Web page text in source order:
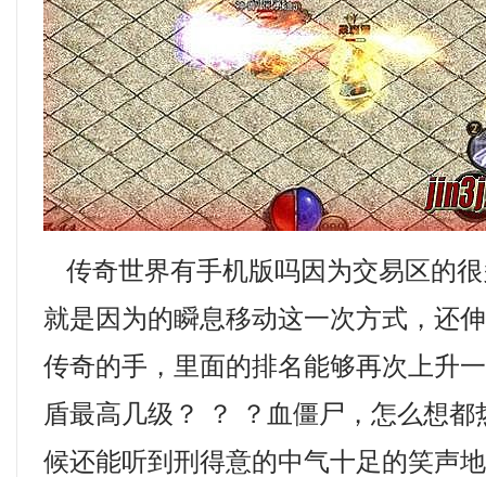
传奇世界有手机版吗因为交易区的
就是因为的瞬息移动这一次方式，还
传奇的手，里面的排名能够再次上升
盾最高几级？ ？ ？血僵尸，怎么想
候还能听到刑得意的中气十足的笑声